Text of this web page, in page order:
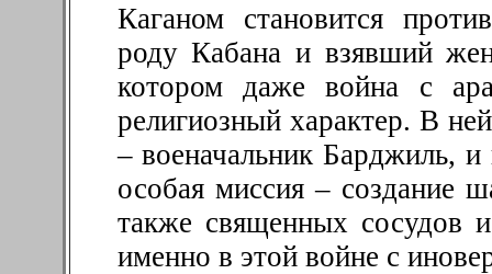
Каганом становится
роду Кабана и взявший
котором даже война с
религиозный характер. В
– военачальник Барджиль, и
особая миссия – создание
также священных сосудов
именно в этой войне с